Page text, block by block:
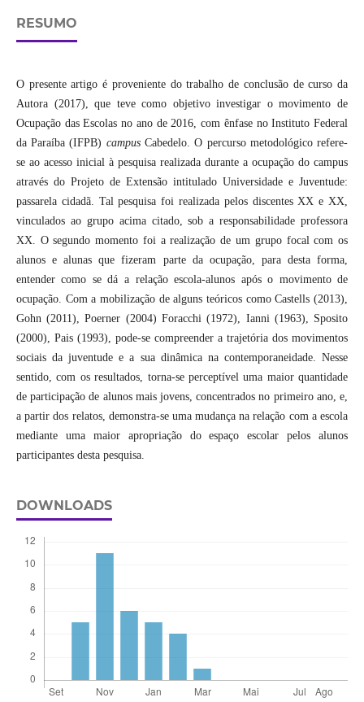
RESUMO
O presente artigo é proveniente do trabalho de conclusão de curso da
Autora (2017), que teve como objetivo investigar o movimento de
Ocupação das Escolas no ano de 2016, com ênfase no Instituto Federal
da Paraíba (IFPB) campusCabedelo. O percurso metodológico refere-
se ao acesso inicial à pesquisa realizada durante a ocupação do campus
através do Projeto de Extensão intitulado Universidade e Juventude:
passarela cidadã. Tal pesquisa foi realizada pelos discentes XX e XX,
vinculados ao grupo acima citado, sob a responsabilidade professora
XX. O segundo momento foi a realização de um grupo focal com os
alunos e alunas que fizeram parte da ocupação, para desta forma,
entender como se dá a relação escola-alunos após o movimento de
ocupação. Com a mobilização de alguns teóricos como Castells (2013),
Gohn (2011), Poerner (2004) Foracchi (1972), Ianni (1963), Sposito
(2000), Pais (1993), pode-se compreender a trajetória dos movimentos
sociais da juventude e a sua dinâmica na contemporaneidade. Nesse
sentido, com os resultados, torna-se perceptível uma maior quantidade
de participação de alunos mais jovens, concentrados no primeiro ano, e,
a partir dos relatos, demonstra-se uma mudança na relação com a escola
mediante uma maior apropriação do espaço escolar pelos alunos
participantes desta pesquisa.
DOWNLOADS